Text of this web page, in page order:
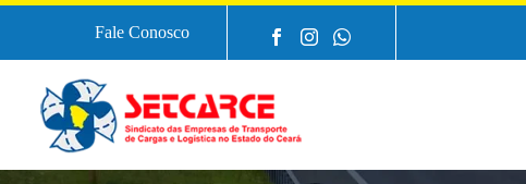
Fale Conosco